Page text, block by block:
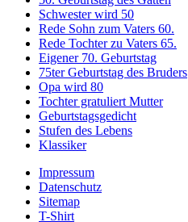
Schwester wird 50
Rede Sohn zum Vaters 60.
Rede Tochter zu Vaters 65.
Eigener 70. Geburtstag
75ter Geburtstag des Bruders
Opa wird 80
Tochter gratuliert Mutter
Geburtstagsgedicht
Stufen des Lebens
Klassiker
Impressum
Datenschutz
Sitemap
T-Shirt